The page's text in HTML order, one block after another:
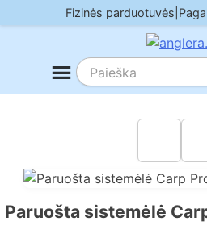
to
Fizinės parduotuvės
Paruošta sistemėlė